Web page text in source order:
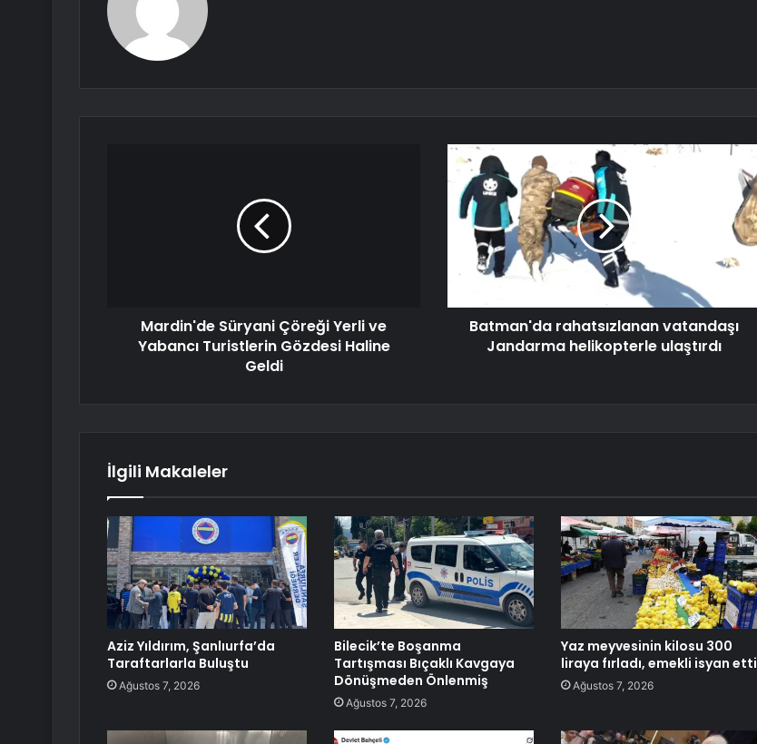
Mardin'de Süryani Çöreği Yerli ve
Yabancı Turistlerin Gözdesi Haline
Geldi
Batman'da rahatsızlanan vatandaşı
Jandarma helikopterle ulaştırdı
İlgili Makaleler
Aziz Yıldırım, Şanlıurfa’da
Taraftarlarla Buluştu
Ağustos 7, 2026
Bilecik’te Boşanma
Tartışması Bıçaklı Kavgaya
Dönüşmeden Önlenmiş
Ağustos 7, 2026
Yaz meyvesinin kilosu 300
liraya fırladı, emekli isyan etti
Ağustos 7, 2026